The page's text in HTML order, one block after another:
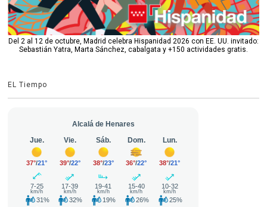
Del 2 al 12 de octubre, Madrid celebra Hispanidad 2026 con EE. UU. invitado:
Sebastián Yatra, Marta Sánchez, cabalgata y +150 actividades gratis.
EL Tiempo